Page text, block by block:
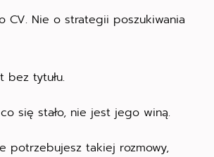
CV. Nie o strategii poszukiwania
bez tytułu.
się stało, nie jest jego winą.
potrzebujesz takiej rozmowy,